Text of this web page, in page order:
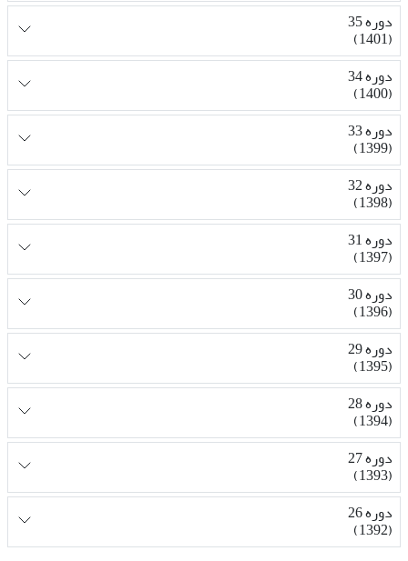
دوره 35
(1401)
دوره 34
(1400)
دوره 33
(1399)
دوره 32
(1398)
دوره 31
(1397)
دوره 30
(1396)
دوره 29
(1395)
دوره 28
(1394)
دوره 27
(1393)
دوره 26
(1392)